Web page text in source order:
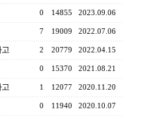
0 14855 2023.09.06
7 19009 2022.07.06
고 2 20779 2022.04.15
0 15370 2021.08.21
고 1 12077 2020.11.20
0 11940 2020.10.07